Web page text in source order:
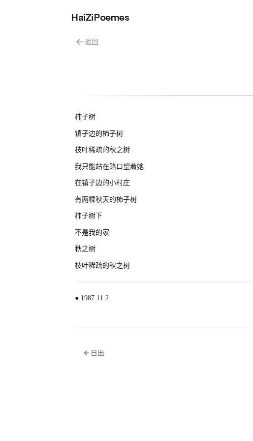
HaiZiPoemes
返回
柿子树
镇子边的柿子树
枝叶稀疏的秋之树
我只能站在路口望着她
在镇子边的小村庄
有两棵秋天的柿子树
柿子树下
不是我的家
秋之树
枝叶稀疏的秋之树
● 1987.11.2
日出